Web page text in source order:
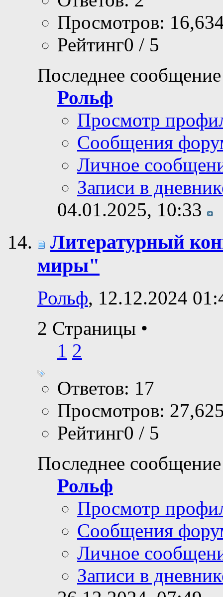
Просмотров:
Рейтинг0 / 5
Последнее
Рольф
Просмотр
Сообщения
Личное
Записи в
04.01.2025, 10:33
Литературный
миры"
Рольф, 12.12.2024
2 Страницы •
1 2
Ответов: 17
Просмотров:
Рейтинг0 / 5
Последнее
Рольф
Просмотр
Сообщения
Личное
Записи в